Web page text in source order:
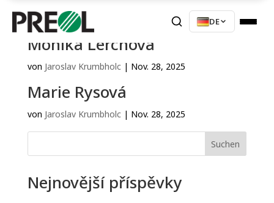
DE
Monika Lerchová
von Jaroslav Krumbholc| Nov. 28, 2025
Marie Rysová
von Jaroslav Krumbholc| Nov. 28, 2025
Suchen
Nejnovější příspěvky